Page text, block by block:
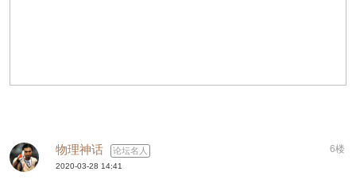
物理神话 论坛名人 6楼
2020-03-28 14:41